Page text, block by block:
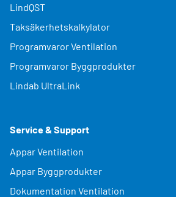
LindQST
Taksäkerhetskalkylator
Programvaror Ventilation
Programvaror Byggprodukter
Lindab UltraLink
Service & Support
Appar Ventilation
Appar Byggprodukter
Dokumentation Ventilation